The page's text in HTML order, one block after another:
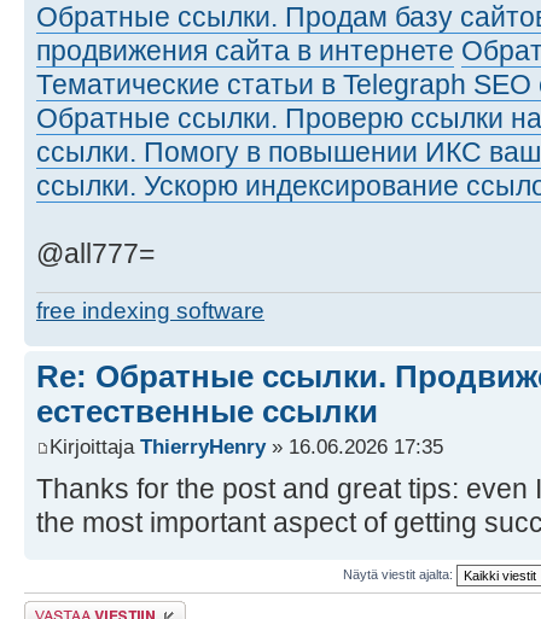
Обратные ссылки. Продам базу
продвижения сайта в интернете
Тематические статьи в Telegraph
Обратные ссылки. Проверю ссылки
ссылки. Помогу в повышении ИКС
ссылки. Ускорю индексирование
@all777=
free indexing software
Re: Обратные ссылки.
естественные ссылки
Kirjoittaja ThierryHenry» 16.06.2026 17:35
Thanks for the post and great tips:
the most important aspect of getting
Näytä viestit ajalta:
Lähetä vastaus